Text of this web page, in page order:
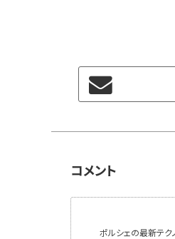
コメント
ポルシェの最新テク